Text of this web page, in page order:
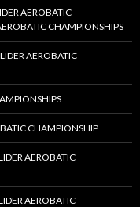
AEROBATIC
CHAMPIONSHIPS
AEROBATIC
CHAMPIONSHIP
AEROBATIC
AEROBATIC